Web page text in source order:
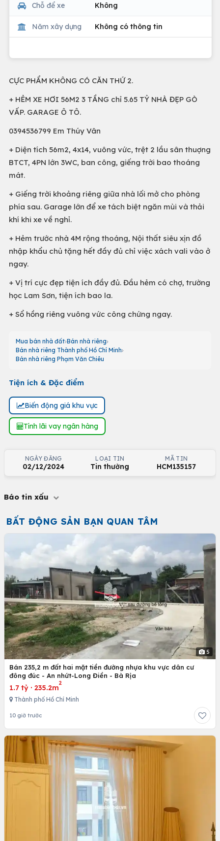
Chỗ để xe Không
Năm xây dựng Không có thông tin
CỰC PHẨM KHÔNG CÓ CĂN THỨ 2.
+ HẺM XE HƠI 56M2 3 TẦNG chỉ 5.65 TỶ NHÀ ĐẸP GÒ
VẤP. GARAGE Ô TÔ.
0394536799 Em Thúy Vân
+ Diện tích 56m2, 4x14, vuông vức, trệt 2 lầu sân thuợng
BTCT, 4PN lớn 3WC, ban công, giếng trời bao thoáng
mát.
+ Giếng trời khoảng riêng giữa nhà lối mở cho phòng
phía sau. Garage lớn để xe tách biệt ngăn mùi và thải
khí khi xe về nghỉ.
+ Hẻm trước nhà 4M rộng thoáng, Nội thất siêu xịn đồ
nhập khẩu chủ tặng hết đầy đủ chỉ việc xách vali vào ở
ngay.
+ Vị trí cực đẹp tiện ích đầy đủ. Đầu hẻm có chợ, trường
học Lam Sơn, tiện ích bao la.
+ Sổ hồng riêng vuông vức công chứng ngay.
Mua bán nhà đất Bán nhà riêng
Bán nhà riêng Thành phố Hồ Chí Minh
Bán nhà riêng Phạm Văn Chiêu
Tiện ích & Đặc điểm
Biến động giá khu vực
Tính lãi vay ngân hàng
NGÀY ĐĂNG
02/12/2024
LOẠI TIN
Tin thường
MÃ TIN
HCM135157
Báo tin xấu
BẤT ĐỘNG SẢN BẠN QUAN TÂM
5
Bán 235,2 m đất hai mặt tiền đường nhựa khu vực dân cư
đông đúc - An nhứt-Long Điền - Bà Rịa
1.7 tỷ · 235.2m
2
Thành phố Hồ Chí Minh
10 giờ trước